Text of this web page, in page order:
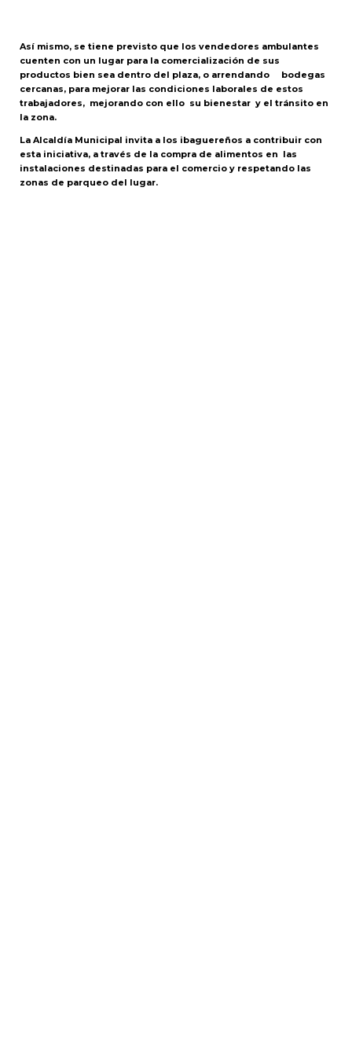
Así mismo, se tiene previsto que los vendedores ambulantes
cuenten con un lugar para la comercialización de sus
productos bien sea dentro del plaza, o arrendando bodegas
cercanas, para mejorar las condiciones laborales de estos
trabajadores, mejorando con ello su bienestar y el tránsito en
la zona.
La Alcaldía Municipal invita a los ibaguereños a contribuir con
esta iniciativa, a través de la compra de alimentos en las
instalaciones destinadas para el comercio y respetando las
zonas de parqueo del lugar.